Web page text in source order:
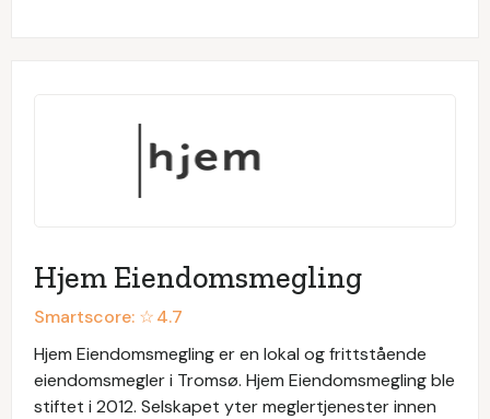
Hjem Eiendomsmegling
Smartscore: ☆4.7
Hjem Eiendomsmegling er en lokal og frittstående
eiendomsmegler i Tromsø. Hjem Eiendomsmegling ble
stiftet i 2012. Selskapet yter meglertjenester innen